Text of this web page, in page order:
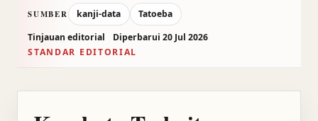
SUMBER kanji-data
Tatoeba
Tinjauan editorial
Diperbarui 20 Jul 2026
STANDAR EDITORIAL